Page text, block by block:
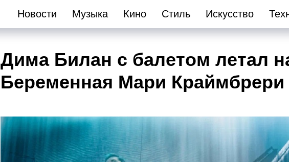
Новости Музыка Кино Стиль Искусство
Дима Билан с балетом летал
Беременная Мари Краймбрери